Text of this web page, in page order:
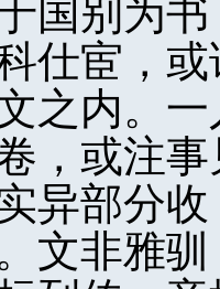
国别为
仕宦，
之内。
，或注
异部分
文非雅